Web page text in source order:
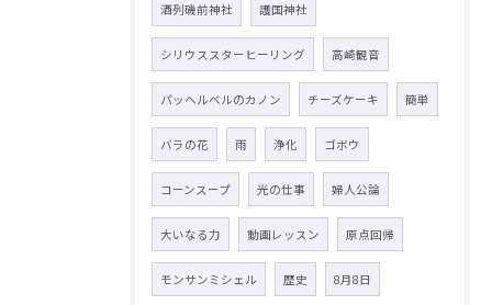
酒列磯前神社 護国神社
シリウススターヒーリング 高崎観音
パッヘルベルのカノン チーズケーキ 簡単
バラの花 雨 浄化 ゴボウ
コーンスープ 光の仕事 婦人公論
大いなる力 動画レッスン 原点回帰
モンサンミシェル 歴史 8月8日